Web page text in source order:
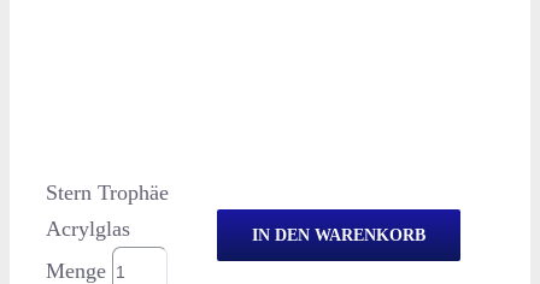
Stern Trophäe
Acrylglas
Menge
IN DEN WARENKORB